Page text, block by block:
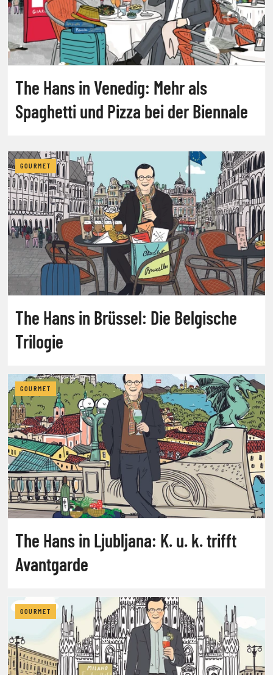
The Hans in Venedig: Mehr als
Spaghetti und Pizza bei der Biennale
GOURMET
The Hans in Brüssel: Die Belgische
Trilogie
GOURMET
The Hans in Ljubljana: K. u. k. trifft
Avantgarde
GOURMET